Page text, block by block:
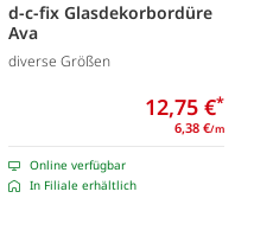
d-c-fix Glasdekorbordüre
Ava
diverse Größen
12,75 €*
6,38 €/m
Online verfügbar
In Filiale erhältlich